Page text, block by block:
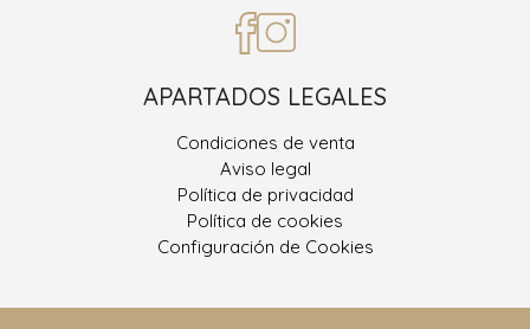
APARTADOS LEGALES
Condiciones de venta
Aviso legal
Política de privacidad
Política de cookies
Configuración de Cookies